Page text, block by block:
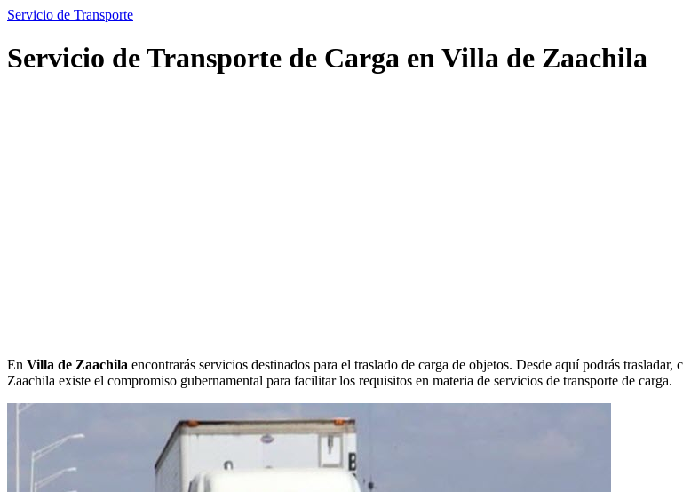
Servicio de Transporte
Servicio de Transporte de Carga en Villa de Zaachila
En Villa de Zaachila encontrarás servicios destinados para el traslado de carga de objetos. Desde aquí podrás
Zaachila existe el compromiso gubernamental para facilitar los requisitos en materia de servicios de transporte de carga.